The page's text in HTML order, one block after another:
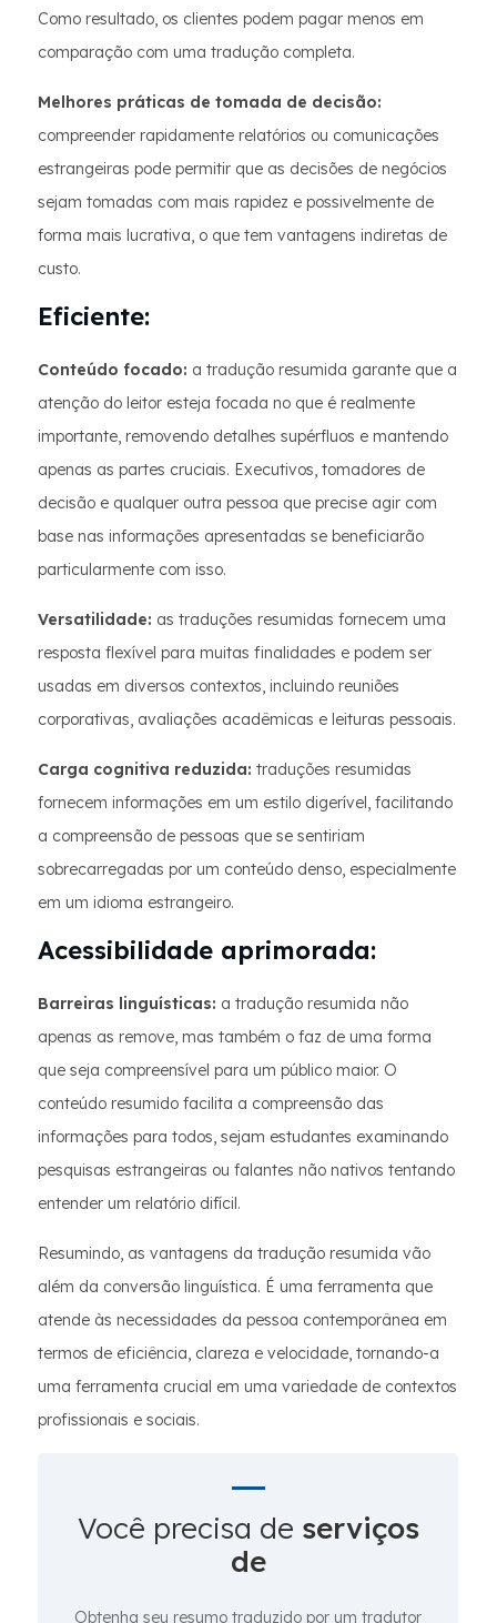
Como resultado, os clientes podem pagar menos em
comparação com uma tradução completa.
Melhores práticas de tomada de decisão:
compreender rapidamente relatórios ou comunicações
estrangeiras pode permitir que as decisões de negócios
sejam tomadas com mais rapidez e possivelmente de
forma mais lucrativa, o que tem vantagens indiretas de
custo.
Eficiente:
Conteúdo focado: a tradução resumida garante que a
atenção do leitor esteja focada no que é realmente
importante, removendo detalhes supérfluos e mantendo
apenas as partes cruciais. Executivos, tomadores de
decisão e qualquer outra pessoa que precise agir com
base nas informações apresentadas se beneficiarão
particularmente com isso.
Versatilidade: as traduções resumidas fornecem uma
resposta flexível para muitas finalidades e podem ser
usadas em diversos contextos, incluindo reuniões
corporativas, avaliações acadêmicas e leituras pessoais.
Carga cognitiva reduzida: traduções resumidas
fornecem informações em um estilo digerível, facilitando
a compreensão de pessoas que se sentiriam
sobrecarregadas por um conteúdo denso, especialmente
em um idioma estrangeiro.
Acessibilidade aprimorada:
Barreiras linguísticas: a tradução resumida não
apenas as remove, mas também o faz de uma forma
que seja compreensível para um público maior. O
conteúdo resumido facilita a compreensão das
informações para todos, sejam estudantes examinando
pesquisas estrangeiras ou falantes não nativos tentando
entender um relatório difícil.
Resumindo, as vantagens da tradução resumida vão
além da conversão linguística. É uma ferramenta que
atende às necessidades da pessoa contemporânea em
termos de eficiência, clareza e velocidade, tornando-a
uma ferramenta crucial em uma variedade de contextos
profissionais e sociais.
Você precisa de serviços
de
Obtenha seu resumo traduzido por um tradutor